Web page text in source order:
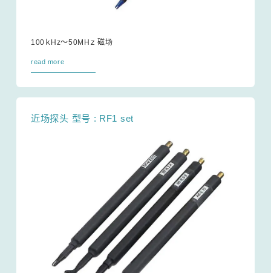
100ｋHz～50MHｚ 磁场
read more
近场探头 型号 : RF1 set